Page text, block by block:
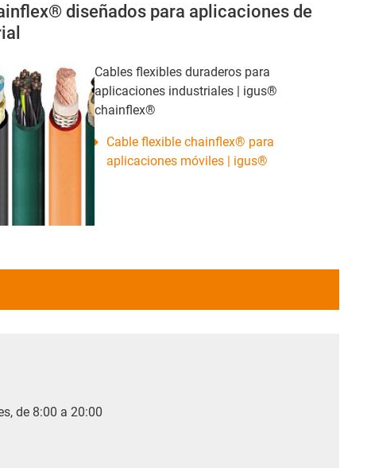
diseñados para aplicaciones de
Cables flexibles duraderos para
aplicaciones industriales | igus®
chainflex®
Cable flexible chainflex® para
aplicaciones móviles | igus®
de 8:00 a 20:00